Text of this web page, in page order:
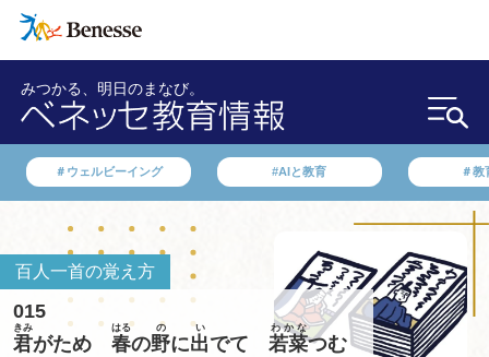
みつかる、明日のまなび。
＃ウェルビーイング #AIと教育 ＃教
百人一首の覚え方
015
君
きみ
がため 春
はる
の野
の
に出
い
でて 若菜
わかな
つむ